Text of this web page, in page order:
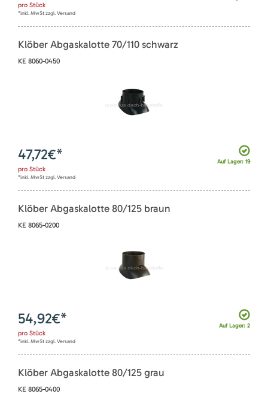
pro Stück
*inkl. MwSt zzgl. Versand
Klöber Abgaskalotte 70/110 schwarz
KE 8060-0450
Auf Lager: 19
47,72€*
pro Stück
*inkl. MwSt zzgl. Versand
Klöber Abgaskalotte 80/125 braun
KE 8065-0200
Auf Lager: 2
54,92€*
pro Stück
*inkl. MwSt zzgl. Versand
Klöber Abgaskalotte 80/125 grau
KE 8065-0400